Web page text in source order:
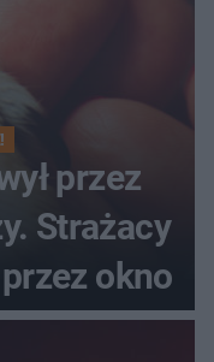
przez
Strażacy
okno